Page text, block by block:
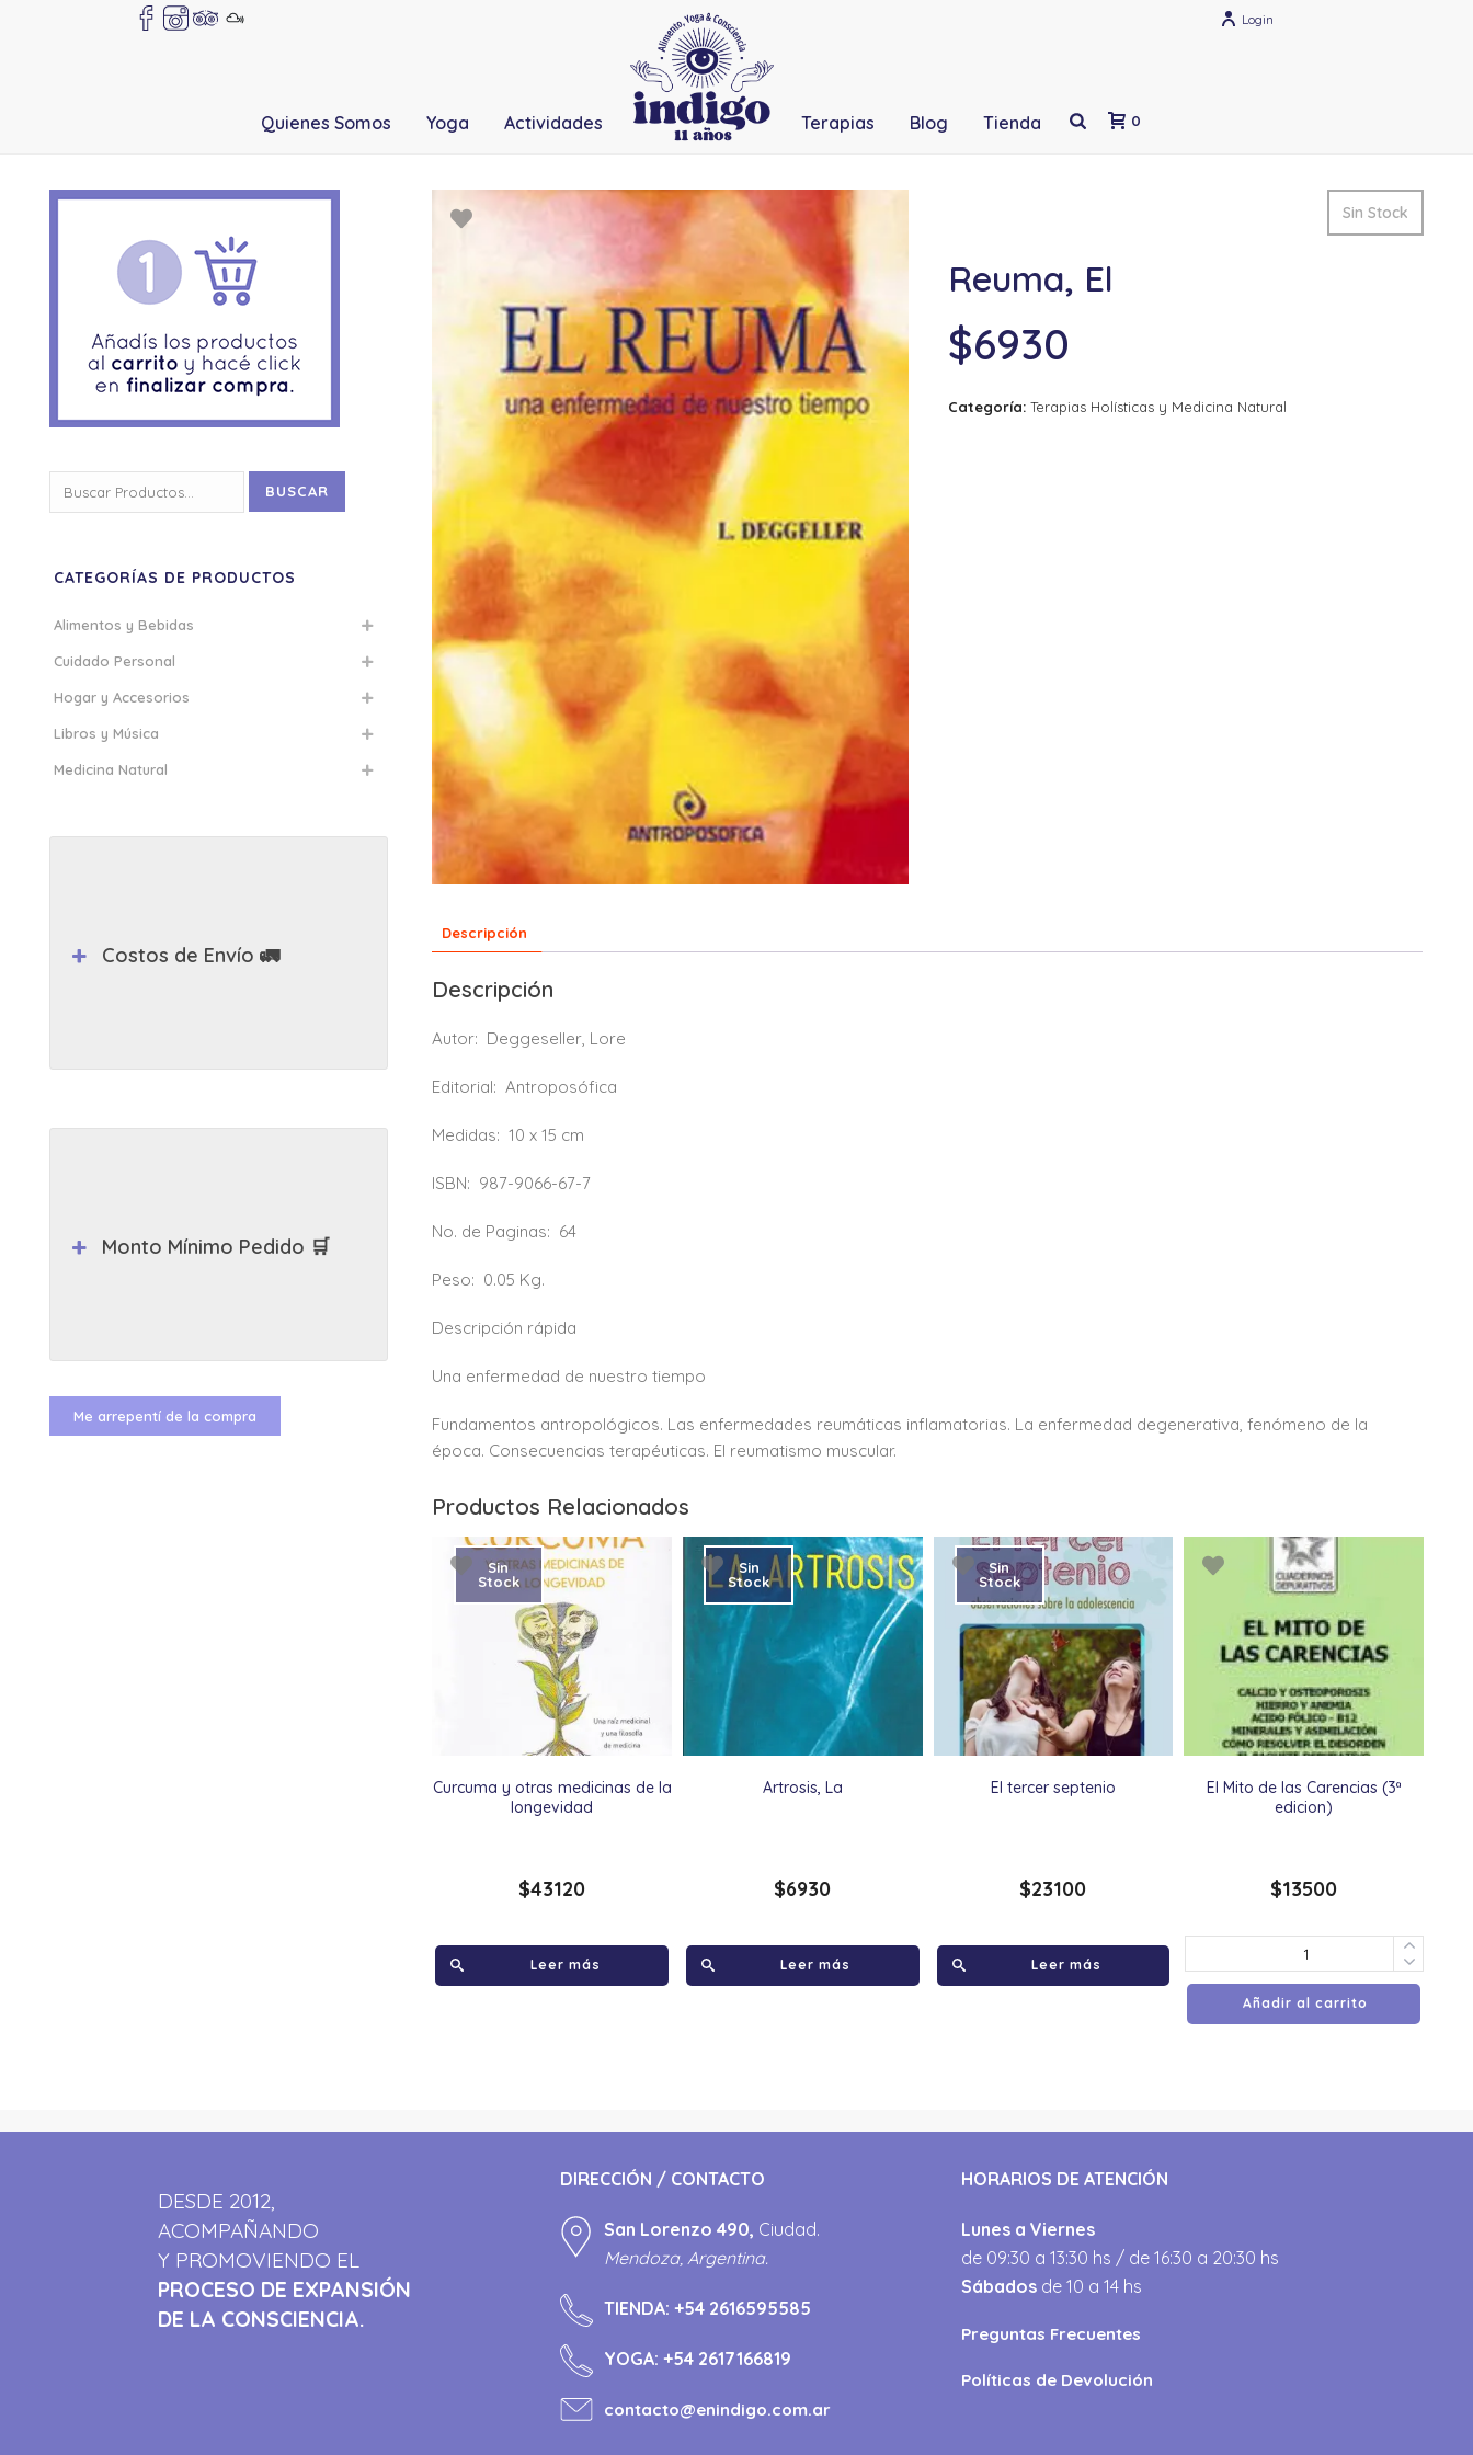
Login
Quienes Somos Yoga Actividades Terapias Blog Tienda 0
Sin Stock
Reuma, El
$6930
Categoría: Terapias Holísticas y Medicina Natural
Descripción
Descripción
Autor: Deggeseller, Lore
Editorial:Antroposófica
Medidas:10 x 15 cm
ISBN: 987-9066-67-7
No. de Paginas: 64
Peso: 0.05 Kg.
Descripción rápida
Una enfermedad de nuestro tiempo
Fundamentos antropológicos. Las enfermedades reumáticas inflamatorias. La enfermedad degenerativa, fenómeno de la
época. Consecuencias terapéuticas. El reumatismo muscular.
Productos Relacionados
Curcuma y otras medicinas de la
longevidad
Sin
Stock
$43120
Leer más
Artrosis, La
Sin
Stock
$6930
Leer más
El tercer septenio
Sin
Stock
$23100
Leer más
El Mito de las Carencias (3ª
edicion)
$13500
Añadir al carrito
por:
BUSCAR
CATEGORÍAS DE PRODUCTOS
Alimentos y Bebidas
Cuidado Personal
Hogar y Accesorios
Libros y Música
Medicina Natural
Costos de Envío 🚛
Monto Mínimo Pedido 🛒
Me arrepentí de la compra
DESDE 2012,
ACOMPAÑANDO
Y PROMOVIENDO EL
PROCESO DE EXPANSIÓN
DE LA CONSCIENCIA.
DIRECCIÓN / CONTACTO
San Lorenzo 490, Ciudad.
Mendoza, Argentina.
TIENDA: +54 2616595585
YOGA: +54 2617166819
contacto@enindigo.com.ar
HORARIOS DE ATENCIÓN
Lunes a Viernes
de 09:30 a 13:30 hs / de 16:30 a 20:30 hs
Sábados de 10 a 14 hs
Preguntas Frecuentes
Políticas de Devolución